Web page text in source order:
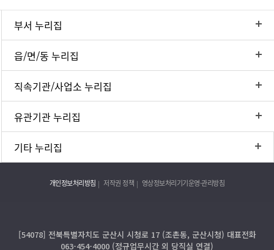
부서 누리집
읍/면/동 누리집
직속기관/사업소 누리집
유관기관 누리집
기타 누리집
개인정보처리방침 저작권 정책 영상정보처리기기운영·관리방침
[54078] 전북특별자치도 군산시 시청로 17 (조촌동, 군산시청) 대표전화
063-454-4000 (정규업무시간 외 당직실 연결)